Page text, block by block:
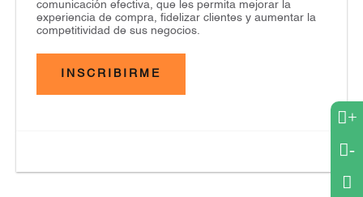
comunicación efectiva, que les permita mejorar la
experiencia de compra, fidelizar clientes y aumentar la
competitividad de sus negocios.
INSCRIBIRME
+
-